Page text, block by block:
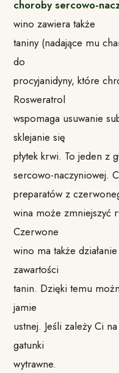
choroby sercowo-
wino zawiera także
taniny (nadające mu
do
procyjanidyny, które
Rosweratrol
wspomaga usuwanie
sklejanie się
płytek krwi. To jeden z
sercowo-naczyniowej.
preparatów z
wina może zmniejszyć
Czerwone
wino ma także
zawartości
tanin. Dzięki temu
jamie
ustnej. Jeśli zależy Ci
gatunki
wytrawne.